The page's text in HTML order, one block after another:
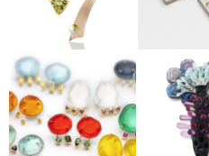
Sabine
Reichert
Tamara